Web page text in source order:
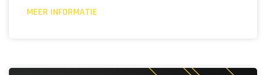
MEER INFORMATIE